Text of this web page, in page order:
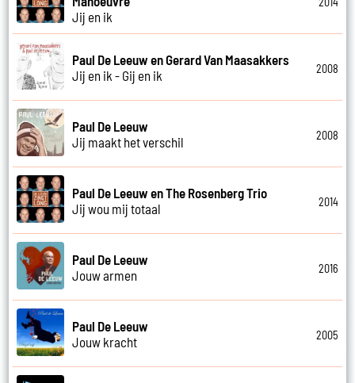
Jij en ik
Paul De Leeuw en Gerard Van Maasakkers
Jij en ik - Gij en ik
2008
Paul De Leeuw
Jij maakt het verschil
2008
Paul De Leeuw en The Rosenberg Trio
Jij wou mij totaal
2014
Paul De Leeuw
Jouw armen
2016
Paul De Leeuw
Jouw kracht
2005